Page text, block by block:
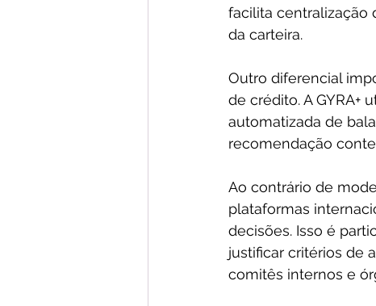
facilita centralização
da carteira.
Outro diferencial
de crédito. A GYRA+
automatizada de
recomendação
Ao contrário de
plataformas
decisões. Isso é
justificar critérios de
comitês internos e